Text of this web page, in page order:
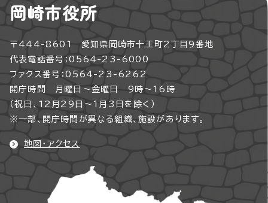
岡崎市役所
〒444-8601 愛知県岡崎市十王町2丁目9番地
代表電話番号：0564-23-6000
ファクス番号：0564-23-6262
開庁時間 月曜日～金曜日 9時～16時
（祝日、12月29日～1月3日を除く）
※一部、開庁時間が異なる組織、施設があります。
地図・アクセス